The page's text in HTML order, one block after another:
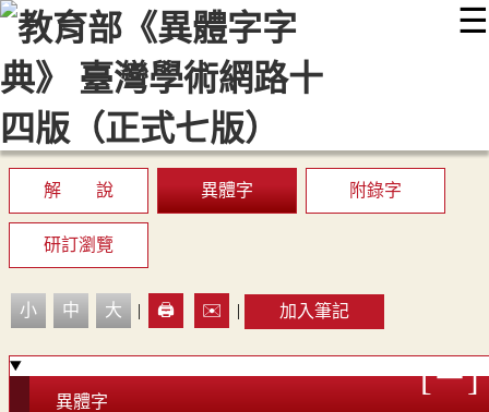
☰
::: 最新消息 常見問題 編輯說明
顯示模式
網站導覽
解 說 異體字 附錄字
研訂瀏覽
小 中 大 | 🖨️ ✉️ | 加入筆記
異體字